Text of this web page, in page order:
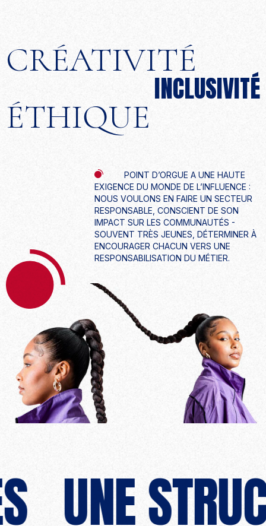
CRÉATIVITÉ
INCLUSIVITÉ
ÉTHIQUE
POINT D’ORGUE A UNE HAUTE
EXIGENCE DU MONDE DE L’INFLUENCE :
NOUS VOULONS EN FAIRE UN SECTEUR
RESPONSABLE, CONSCIENT DE SON
IMPACT SUR LES COMMUNAUTÉS -
SOUVENT TRÈS JEUNES, DÉTERMINER À
ENCOURAGER CHACUN VERS UNE
RESPONSABILISATION DU MÉTIER.
UNE